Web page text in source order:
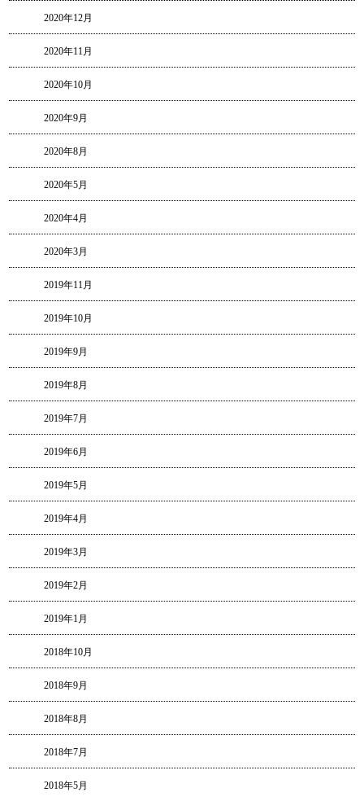
2020年12月
2020年11月
2020年10月
2020年9月
2020年8月
2020年5月
2020年4月
2020年3月
2019年11月
2019年10月
2019年9月
2019年8月
2019年7月
2019年6月
2019年5月
2019年4月
2019年3月
2019年2月
2019年1月
2018年10月
2018年9月
2018年8月
2018年7月
2018年5月